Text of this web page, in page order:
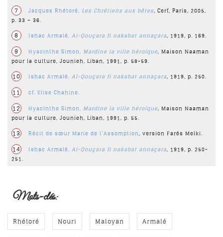
7 Jacques Rhétoré, Les Chrétiens aux bêtes, Cerf, Paris, 2005,
p. 33 – 36.
8 Ishac Armalé, Al-Qouçara fi nakabat annaçara, 1919, p. 169.
9 Hyacinthe Simon, Mardine la ville héroïque, Maison Naaman
pour la culture, Jounieh, Liban, 1991, p. 58-59.
10 Ishac Armalé, Al-Qouçara fi nakabat annaçara, 1919, p. 250.
11 cf. Elise Chahine.
12 Hyacinthe Simon, Mardine la ville héroïque, Maison Naaman
pour la culture, Jounieh, Liban, 1991, p. 55.
13 Récit de sœur Marie de l’Assomption, version Farés Melki.
14 Ishac Armalé, Al-Qouçara fi nakabat annaçara, 1919, p. 250-
251.
Mots-clés:
Rhétoré Nouri Maloyan Armalé